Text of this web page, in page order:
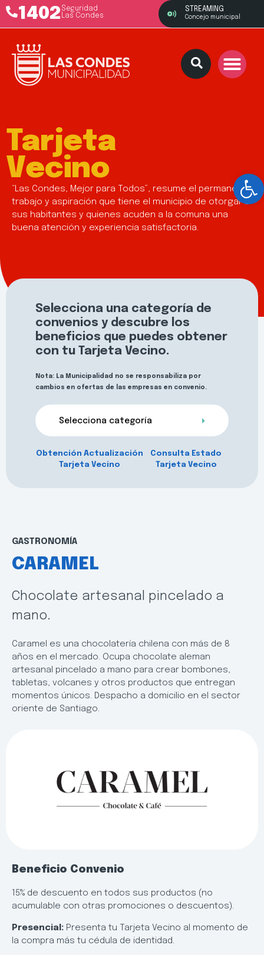
1402 Seguridad
Las Condes
STREAMING
Concejo municipal
Tarjeta
Vecino
“Las Condes, Mejor para Todos”, resume el permanente
trabajo y aspiración que tiene el municipio de otorgar a
sus habitantes y quienes acuden a la comuna una
buena atención y experiencia satisfactoria.
Selecciona una categoría de
convenios y descubre los
beneficios que puedes obtener
con tu Tarjeta Vecino.
Nota: La Municipalidad no se responsabiliza por
cambios en ofertas de las empresas en convenio.
Selecciona categoría
Obtención Actualización
Tarjeta Vecino
Consulta Estado
Tarjeta Vecino
GASTRONOMÍA
CARAMEL
Chocolate artesanal pincelado a
mano.
Caramel es una chocolatería chilena con más de 8
años en el mercado. Ocupa chocolate aleman
artesanal pincelado a mano para crear bombones,
tabletas, volcanes y otros productos que entregan
momentos únicos. Despacho a domicilio en el sector
oriente de Santiago.
Beneficio Convenio
15% de descuento en todos sus productos (no
acumulable con otras promociones o descuentos).
Presencial: Presenta tu Tarjeta Vecino al momento de
la compra más tu cédula de identidad.